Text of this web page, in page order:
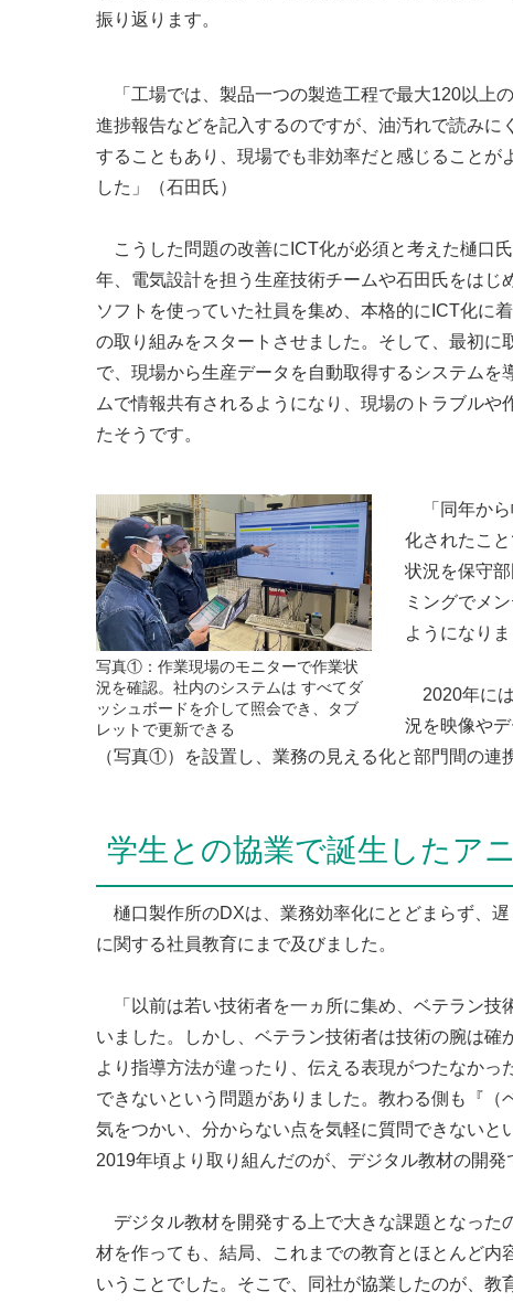
振り返ります。
「工場では、製品一つの製造工程で最大120以上
進捗報告などを記入するのですが、油汚れで読みに
することもあり、現場でも非効率だと感じることが
した」（石田氏）
こうした問題の改善にICT化が必須と考えた樋口
年、電気設計を担う生産技術チームや石田氏をはじ
ソフトを使っていた社員を集め、本格的にICT化に
の取り組みをスタートさせました。そして、最初
で、現場から生産データを自動取得するシステム
ムで情報共有されるようになり、現場のトラブル
たそうです。
写真①：作業現場のモニターで作業状
況を確認。社内のシステムは すべてダ
ッシュボードを介して照会でき、タブ
レットで更新できる
「同年から
化されたこ
状況を保守
ミングでメ
ようになり
2020年に
況を映像や
（写真①）を設置し、業務の見える化と部門間の連
学生との協業で誕生したア
樋口製作所のDXは、業務効率化にとどまらず、
に関する社員教育にまで及びました。
「以前は若い技術者を一ヵ所に集め、ベテラン技
いました。しかし、ベテラン技術者は技術の腕は
より指導方法が違ったり、伝える表現がつたなか
できないという問題がありました。教わる側も『
気をつかい、分からない点を気軽に質問できないと
2019年頃より取り組んだのが、デジタル教材の開発
デジタル教材を開発する上で大きな課題となった
材を作っても、結局、これまでの教育とほとんど内
いうことでした。そこで、同社が協業したのが、教